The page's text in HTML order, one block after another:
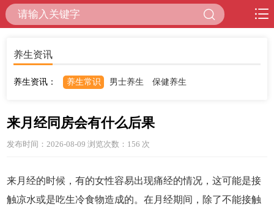
养生资讯
养生资讯： 养生常识 男士养生 保健养生
来月经同房会有什么后果
发布时间：2026-08-09 浏览次数：156 次
来月经的时候，有的女性容易出现痛经的情况，这可能是接
触凉水或是吃生冷食物造成的。在月经期间，除了不能接触